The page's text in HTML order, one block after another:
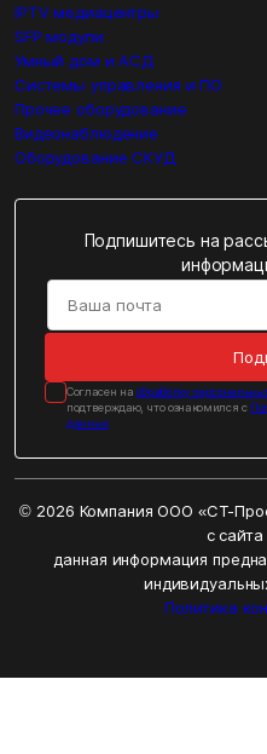
IPTV медиацентры
SFP модули
Умный дом и АСД
Системы управления и ПО
Прочее оборудование
Видеонаблюдение
Оборудование СКУД
Подпишитесь на
Cогласен на обработку
подтверждаю, что ознакомился с
данных
© 2026 Компания ООО «СТ-
с
данная информация
Политика